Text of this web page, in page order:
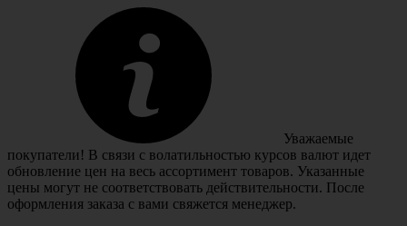
Уважаемые
покупатели! В связи с волатильностью курсов валют идет
обновление цен на весь ассортимент товаров. Указанные
цены могут не соответствовать действительности. После
оформления заказа с вами свяжется менеджер.